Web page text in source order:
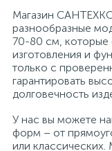
Магазин
разнообразные
70-80 см, которые
изготовления и
только с
гарантировать
долговечность
У нас вы можете
форм – от
или